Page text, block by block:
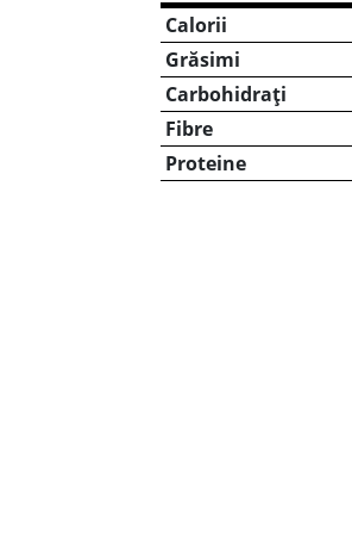
Calorii
Grăsimi
Carbohidrați
Fibre
Proteine